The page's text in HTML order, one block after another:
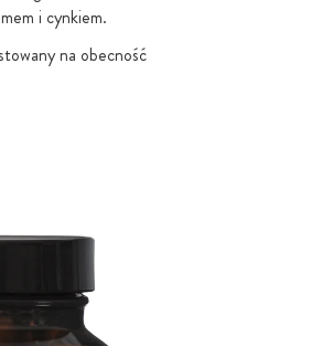
i cynkiem.
na obecność